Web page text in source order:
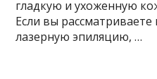
гладкую и ухоженную
Если вы
лазерную эпиляцию, …